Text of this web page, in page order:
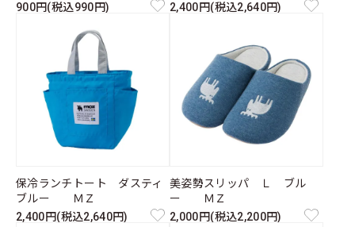
900円(税込990円)
2,400円(税込2,640円)
保冷ランチトート ダスティ
ブルー ＭＺ
2,400円(税込2,640円)
美姿勢スリッパ Ｌ ブル
ー ＭＺ
2,000円(税込2,200円)